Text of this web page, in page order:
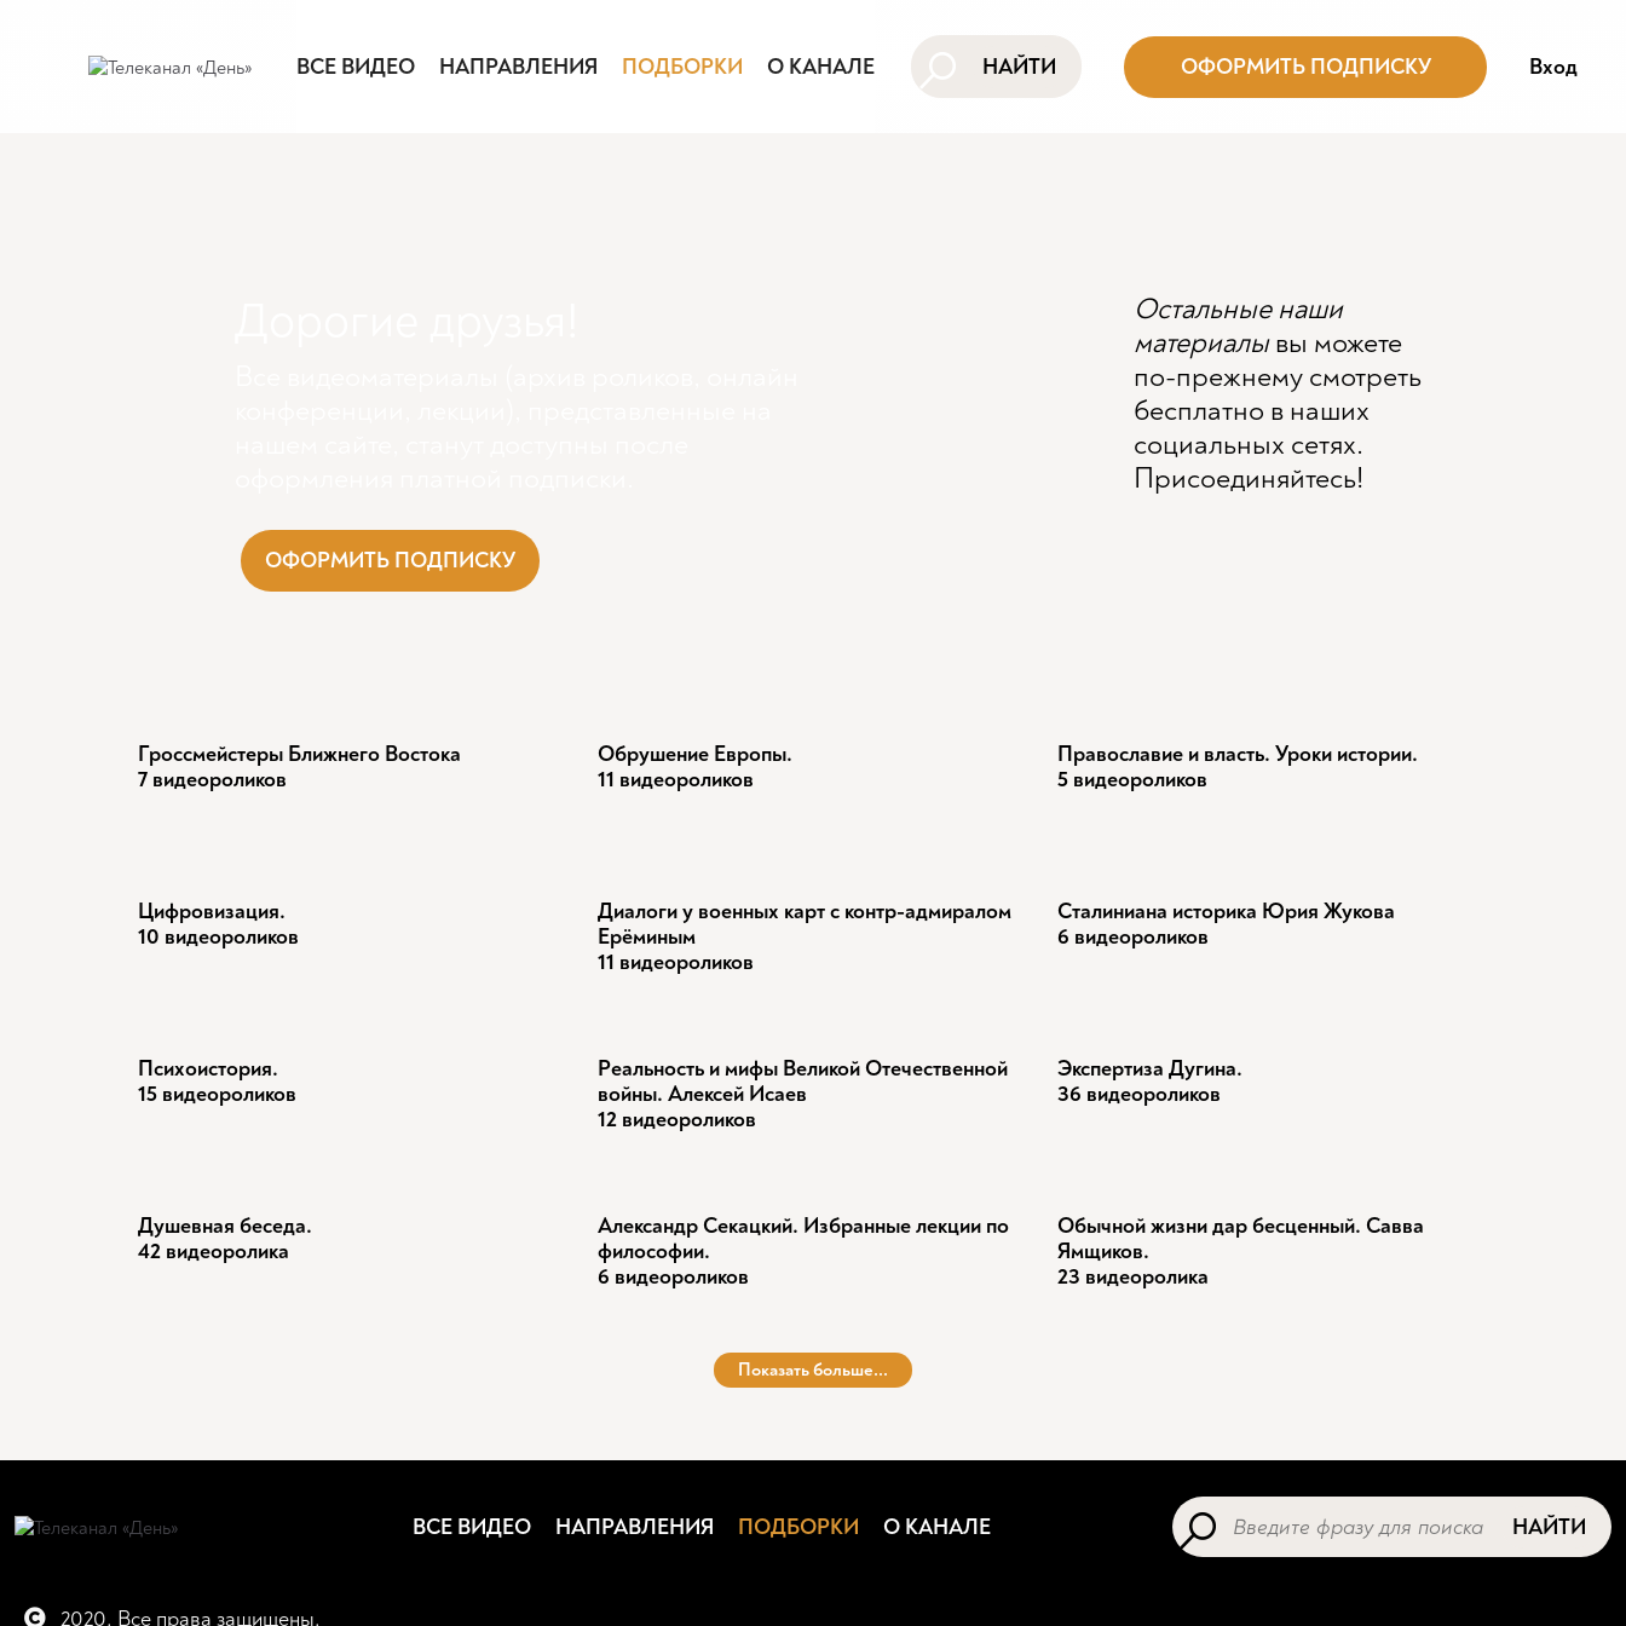
ВСЕ ВИДЕО НАПРАВЛЕНИЯ ПОДБОРКИ О КАНАЛЕ НАЙТИ ОФОРМИТЬ ПОДПИСКУ Вход
ОФОРМИТЬ ПОДПИСКУ
Остальные наши
материалывы можете
по-прежнему смотреть
бесплатно в наших
социальных сетях.
Присоединяйтесь!
Гроссмейстеры Ближнего Востока
7 видеороликов
Обрушение Европы.
11 видеороликов
Православие и власть. Уроки истории.
5 видеороликов
Цифровизация.
10 видеороликов
Диалоги у военных карт с контр-адмиралом
Ерёминым
11 видеороликов
Сталиниана историка Юрия Жукова
6 видеороликов
Психоистория.
15 видеороликов
Реальность и мифы Великой Отечественной
войны. Алексей Исаев
12 видеороликов
Экспертиза Дугина.
36 видеороликов
Душевная беседа.
42 видеоролика
Александр Секацкий. Избранные лекции по
философии.
6 видеороликов
Обычной жизни дар бесценный. Савва
Ямщиков.
23 видеоролика
Показать больше...
ВСЕ ВИДЕО НАПРАВЛЕНИЯ ПОДБОРКИ О КАНАЛЕ НАЙТИ
2020. Все права защищены.